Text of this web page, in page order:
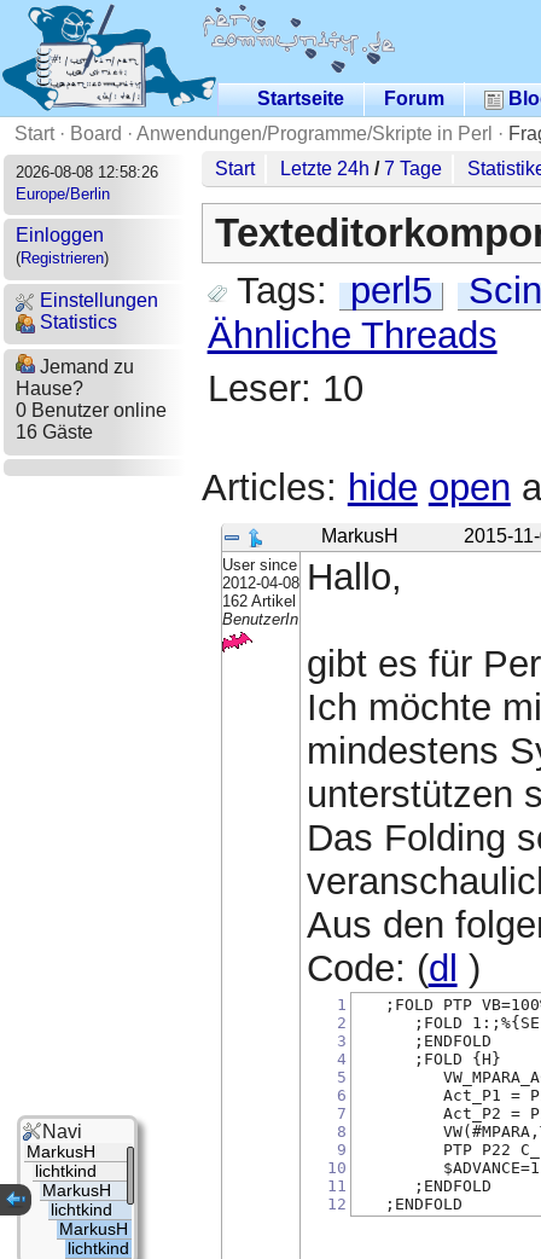
Startseite Forum
Start· Board · Anwendungen/Programme/Skripte in Perl ·
2026-08-08 12:58:26
Europe/Berlin
Einloggen
(Registrieren)
Einstellungen
Statistics
Jemand zu
Hause?
0 Benutzer online
16 Gäste
Start Letzte 24h /7 Tage
Tags: perl5
Ähnliche Threads
Leser: 10
Articles: hide open
MarkusH 2015-
User since
2012-04-08
162 Artikel
BenutzerIn
Hallo,
gibt es für
Ich möchte
mindestens
unterstützen
Das Folding
Aus den
Code: (dl )
1
2
3
4
5
6
7
8
9
10
11
12
;FOLD PTP
;FOLD
      ;ENDFOLD
      ;FOLD {H}
Act_P1 =
Act_P2 =
PTP P22
         $ADVANCE=1
      ;ENDFOLD
   ;ENDFOLD
Navi
MarkusH
lichtkind
MarkusH
lichtkind
MarkusH
lichtkind